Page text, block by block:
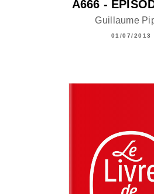
A666 -
Guillaume
01/07/2013